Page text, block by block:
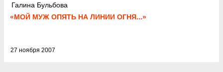
Галина Бульбова
«МОЙ МУЖ ОПЯТЬ НА ЛИНИИ ОГНЯ...»
27 ноября 2007